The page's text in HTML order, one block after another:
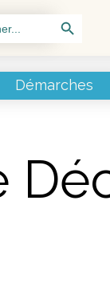
Search Button
Démarches